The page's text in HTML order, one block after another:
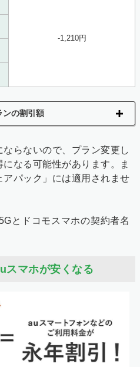
-1,210円
ンの割引額
らないので、プラン変更し
なる可能性があります。ま
パック」には適用されませ
とドコモスマホの契約者名
スマホが安くなる